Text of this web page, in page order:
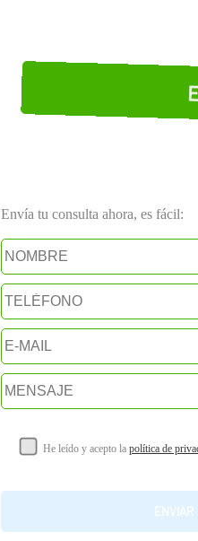
Envía tu consulta ahora, es fácil:
He leído y acepto la política de